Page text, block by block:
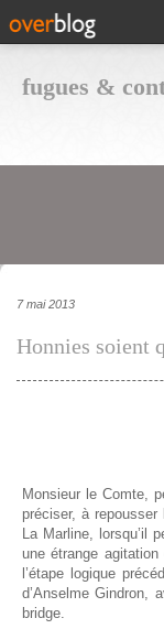
fugues &
7 mai 2013
Honnies soient
Monsieur le Comte,
préciser, à
La Marline, lorsqu’il
une étrange
l’étape logique
d’Anselme
bridge.